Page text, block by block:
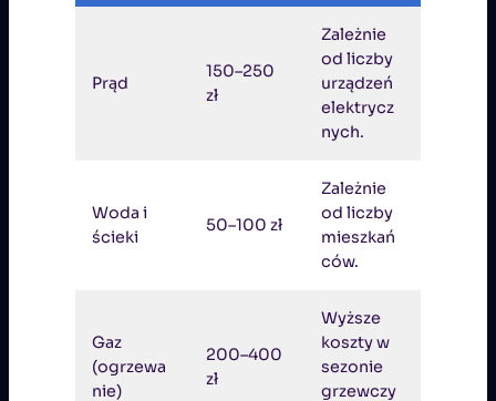
Prąd
150–250
zł
Zależnie
od liczby
urządzeń
elektrycz
nych.
Woda i
ścieki
50–100 zł
Zależnie
od liczby
mieszkań
ców.
Gaz
(ogrzewa
nie)
200–400
zł
Wyższe
koszty w
sezonie
grzewczy